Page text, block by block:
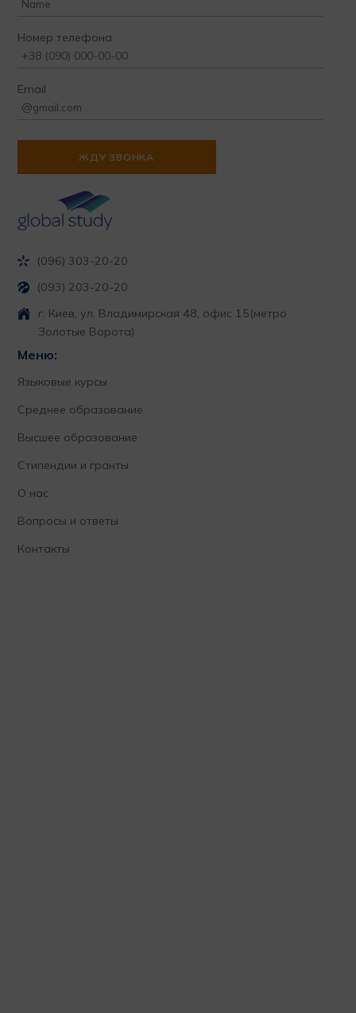
(096) 303-20-20
(093) 203-20-20
г. Киев, ул. Владимирская 48, офис 15(метро
Золотые Ворота)
Меню:
Языковые курсы
Среднее образование
Высшее образование
Стипендии и гранты
О нас
Вопросы и ответы
Контакты
Номер телефона
Email